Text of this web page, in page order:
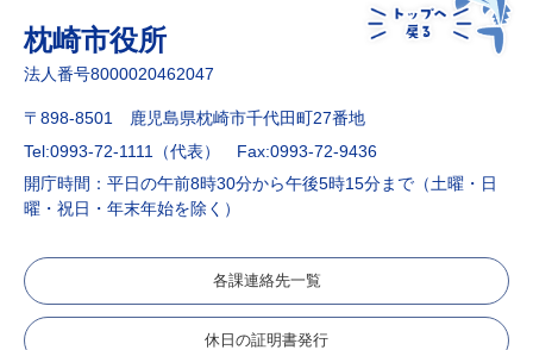
枕崎市役所
法人番号8000020462047
〒898-8501 鹿児島県枕崎市千代田町27番地
Tel:0993-72-1111（代表）
Fax:0993-72-9436
開庁時間：平日の午前8時30分から午後5時15分まで（土曜・日
曜・祝日・年末年始を除く）
各課連絡先一覧
休日の証明書発行